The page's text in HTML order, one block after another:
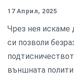
17 Април, 2025
Чрез нея искаме
си позволи
външната